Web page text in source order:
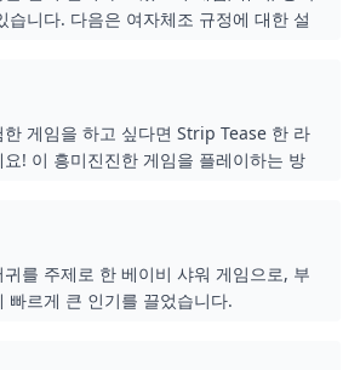
습니다. 다음은 여자체조 규정에 대한 설
게임을 하고 싶다면 Strip Tease 한 라
! 이 흥미진진한 게임을 플레이하는 방
를 주제로 한 베이비 샤워 게임으로, 부
빠르게 큰 인기를 끌었습니다.